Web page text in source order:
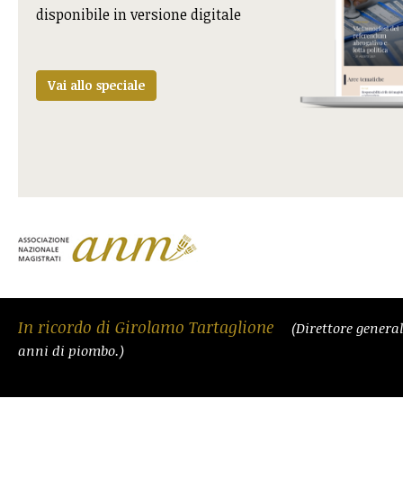
disponibile in versione digitale
Vai allo speciale
In ricordo di Girolamo Tartaglione
(Direttore
anni di piombo.)